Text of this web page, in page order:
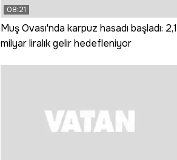
08:21
Muş Ovası'nda karpuz hasadı başladı: 2,1
milyar liralık gelir hedefleniyor